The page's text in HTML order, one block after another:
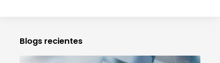
Blogs recientes